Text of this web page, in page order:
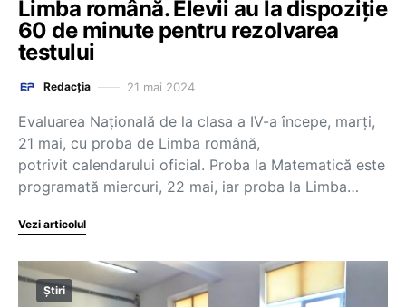
Limba română. Elevii au la dispoziție
60 de minute pentru rezolvarea
testului
Redacția 21 mai 2024
Evaluarea Națională de la clasa a IV-a începe, marți,
21 mai, cu proba de Limba română,
potrivit calendarului oficial. Proba la Matematică este
programată miercuri, 22 mai, iar proba la Limba…
Vezi articolul
Știri